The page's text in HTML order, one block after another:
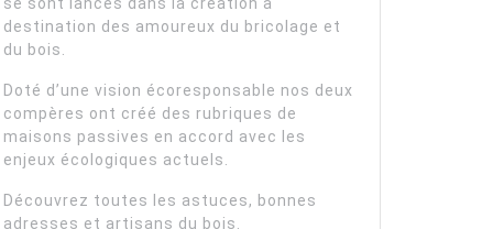
destination des amoureux du bricolage et
du bois.
Doté d’une vision écoresponsable nos deux
compères ont créé des rubriques de
maisons passives en accord avec les
enjeux écologiques actuels.
Découvrez toutes les astuces, bonnes
adresses et artisans du bois.